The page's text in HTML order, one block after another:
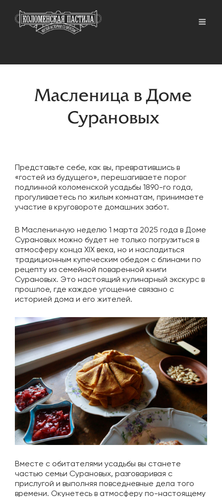
Масленица в Доме
Сурановых
Представьте себе, как вы, превратившись в
«гостей из будущего», перешагиваете порог
подлинной коломенской усадьбы 1890-го года,
прогуливаетесь по жилым комнатам, принимаете
участие в круговороте домашних забот.
В Масленичную неделю 1 марта 2025 года в Доме
Сурановых можно будет не только погрузиться в
атмосферу конца XIX века, но и насладиться
традиционным купеческим обедом с блинами по
рецепту из семейной поваренной книги
Сурановых. Это настоящий кулинарный экскурс в
прошлое, где каждое угощение связано с
историей дома и его жителей.
Вместе с обитателями усадьбы вы станете
частью семьи Сурановых, разговаривая с
прислугой и выполняя повседневные дела того
времени. Окунетесь в атмосферу по-настоящему